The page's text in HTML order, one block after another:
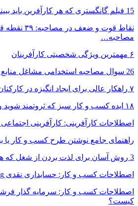
15 فیلم گانگستری که هر کارآفرین باید ببیند و درس‌هایی که…
نقاط قوت و
مصاحبه…
۶ مهمترین ویژگی شخصیتی کارآفرینان
26 سوال مصاحبه استخدامی مشاغل منابع انسانی
۷ راهکار عالی برای ایجاد انگیزه در کارکنان سازمان
۱۸ ایده کسب و کار سبز که ثروتمند شوید و سیاره را هم نجات…
اصطلاحات کارآفرینی: کارآفرینی اجتماعی Social…
راهنمای جامع نوشتن طرح کسب و کار یا
3 روش آسان برای لذت بردن از شغل که همیشه جواب می‌دهد!
اصطلاحات کسب و کار: حسابداری نقدی Cash Basis Accounting…
کیست؟